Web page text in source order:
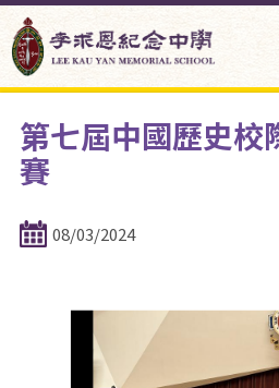
第七屆中國歷史校
賽
08/03/2024